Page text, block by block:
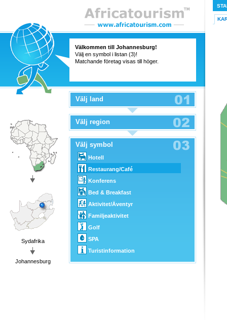
Välkommen till Johannesburg!
Välj en symbol i listan (3)!
Matchande företag visas till höger.
Sydafrika
Johannesburg
Välj land
Välj region
Välj symbol
Hotell
Restaurang/Café
Konferens
Bed & Breakfast
Aktivitet/Äventyr
Familjeaktivitet
Golf
SPA
Turistinformation